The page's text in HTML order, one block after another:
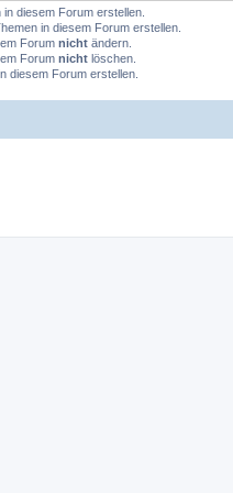
diesem Forum erstellen.
in diesem Forum erstellen.
Forum nicht ändern.
Forum nicht löschen.
diesem Forum erstellen.